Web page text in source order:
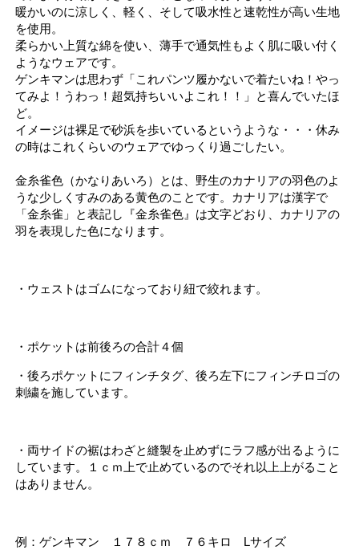
暖かいのに涼しく、軽く、そして吸水性と速乾性が高い生地
を使用。
柔らかい上質な綿を使い、薄手で通気性もよく肌に吸い付く
ようなウェアです。
ゲンキマンは思わず「これパンツ履かないで着たいね！やっ
てみよ！うわっ！超気持ちいいよこれ！！」と喜んでいたほ
ど。
イメージは裸足で砂浜を歩いているというような・・・休み
の時はこれくらいのウェアでゆっくり過ごしたい。
金糸雀色（かなりあいろ）とは、野生のカナリアの羽色のよ
うな少しくすみのある黄色のことです。カナリアは漢字で
「金糸雀」と表記し『金糸雀色』は文字どおり、カナリアの
羽を表現した色になります。
・ウェストはゴムになっており紐で絞れます。
・ポケットは前後ろの合計４個
・後ろポケットにフィンチタグ、後ろ左下にフィンチロゴの
刺繍を施しています。
・両サイドの裾はわざと縫製を止めずにラフ感が出るように
しています。１ｃｍ上で止めているのでそれ以上上がること
はありません。
例：ゲンキマン １７８ｃｍ ７６キロ Lサイズ